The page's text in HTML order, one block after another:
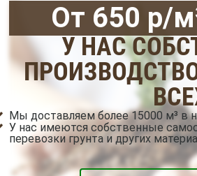
От 650 р/
У НАС
Мы доставляем более 15000 м³ в
У нас имеются собственные
перевозки грунта и других